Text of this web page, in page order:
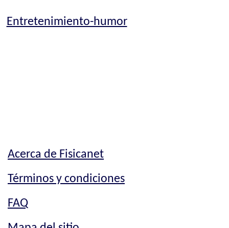
Entretenimiento-humor
Acerca de Fisicanet
Términos y condiciones
FAQ